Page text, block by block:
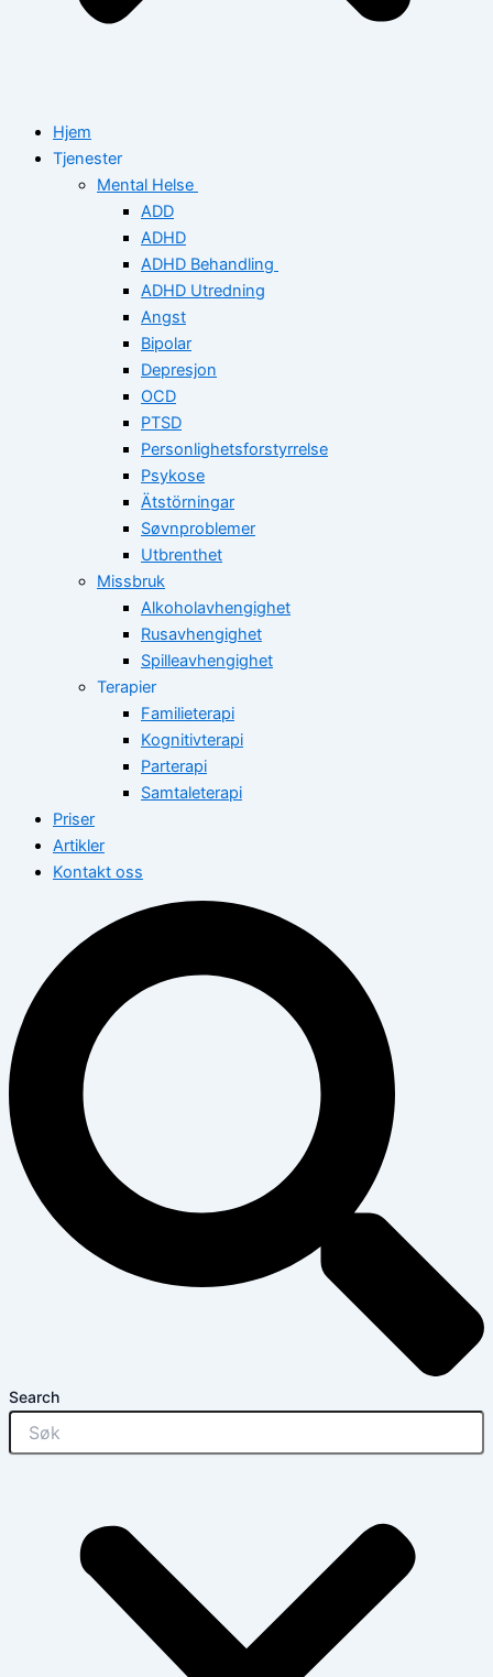
Hjem
Tjenester
Mental Helse
ADD
ADHD
ADHD Behandling
ADHD Utredning
Angst
Bipolar
Depresjon
OCD
PTSD
Personlighetsforstyrrelse
Psykose
Ätstörningar
Søvnproblemer
Utbrenthet
Missbruk
Alkoholavhengighet
Rusavhengighet
Spilleavhengighet
Terapier
Familieterapi
Kognitivterapi
Parterapi
Samtaleterapi
Priser
Artikler
Kontakt oss
Search